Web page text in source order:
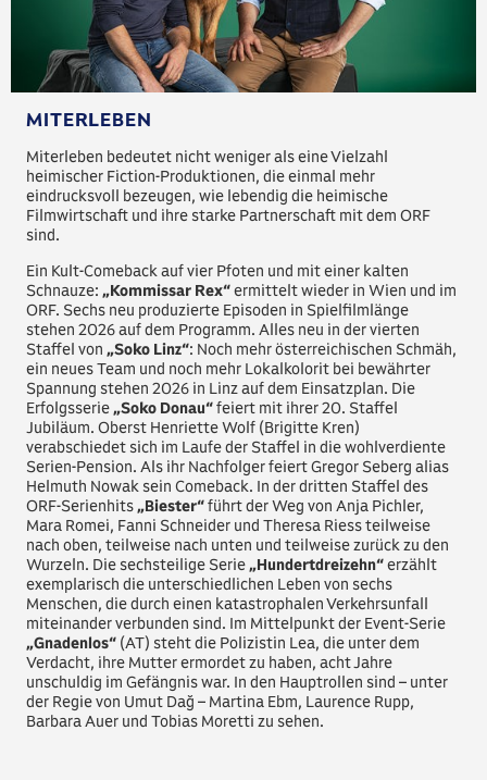
MITERLEBEN
Miterleben bedeutet nicht weniger als eine Vielzahl
heimischer Fiction-Produktionen, die einmal mehr
eindrucksvoll bezeugen, wie lebendig die heimische
Filmwirtschaft und ihre starke Partnerschaft mit dem ORF
sind.
Ein Kult-Comeback auf vier Pfoten und mit einer kalten
Schnauze:„Kommissar Rex“ermittelt wieder in Wien und im
ORF. Sechs neu produzierte Episoden in Spielfilmlänge
stehen 2026 auf dem Programm. Alles neu in der vierten
Staffel von„Soko Linz“: Noch mehr österreichischen Schmäh,
ein neues Team und noch mehr Lokalkolorit bei bewährter
Spannung stehen 2026 in Linz auf dem Einsatzplan. Die
Erfolgsserie„Soko Donau“feiert mit ihrer 20. Staffel
Jubiläum. Oberst Henriette Wolf (Brigitte Kren)
verabschiedet sich im Laufe der Staffel in die wohlverdiente
Serien-Pension. Als ihr Nachfolger feiert Gregor Seberg alias
Helmuth Nowak sein Comeback. In der dritten Staffel des
ORF-Serienhits„Biester“führt der Weg von Anja Pichler,
Mara Romei, Fanni Schneider und Theresa Riess teilweise
nach oben, teilweise nach unten und teilweise zurück zu den
Wurzeln. Die sechsteilige Serie„Hundertdreizehn“erzählt
exemplarisch die unterschiedlichen Leben von sechs
Menschen, die durch einen katastrophalen Verkehrsunfall
miteinander verbunden sind. Im Mittelpunkt der Event-Serie
„Gnadenlos“ (AT) steht die Polizistin Lea, die unter dem
Verdacht, ihre Mutter ermordet zu haben, acht Jahre
unschuldig im Gefängnis war. In den Hauptrollen sind – unter
der Regie von Umut Dağ – Martina Ebm, Laurence Rupp,
Barbara Auer und Tobias Moretti zu sehen.